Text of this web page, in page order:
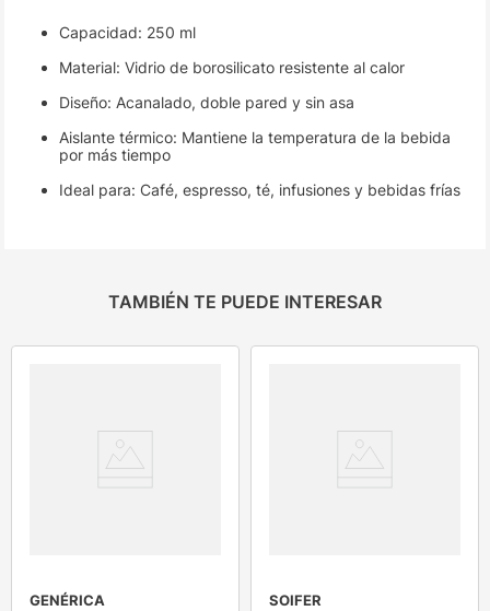
Capacidad: 250 ml
Material: Vidrio de borosilicato resistente al calor
Diseño: Acanalado, doble pared y sin asa
Aislante térmico: Mantiene la temperatura de la bebida
por más tiempo
Ideal para: Café, espresso, té, infusiones y bebidas frías
TAMBIÉN TE PUEDE INTERESAR
GENÉRICA SOIFER